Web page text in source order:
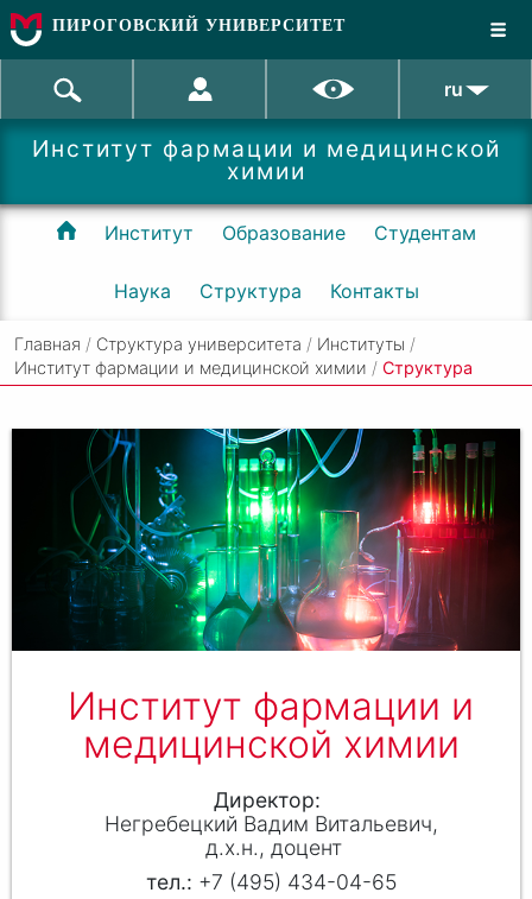
ПИРОГОВСКИЙ УНИВЕРСИТЕТ
ru
Институт фармации и медицинской
химии
Институт Образование Студентам
Наука Структура Контакты
Главная / Структура университета / Институты /
Институт фармации и медицинской химии / Структура
Институт фармации и
медицинской химии
Директор
Негребецкий Вадим Витальевич
д.х.н., доцент
+7 (495) 434-04-65